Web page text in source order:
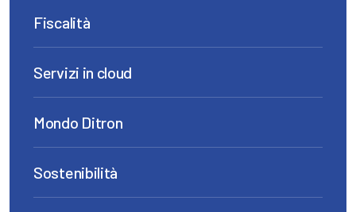
Fiscalità
Servizi in cloud
Mondo Ditron
Sostenibilità